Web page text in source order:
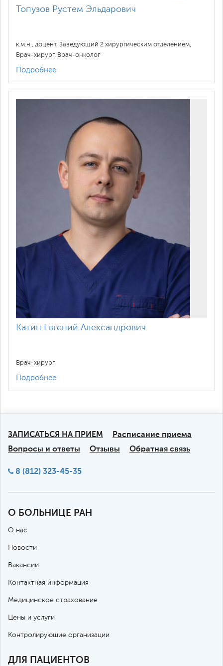
Топузов Рустем Эльдарович
к.м.н., доцент, Заведующий 2 хирургическим отделением,
Врач-хирург, Врач-онколог
Подробнее
Катин Евгений Александрович
Врач-хирург
Подробнее
ЗАПИСАТЬСЯ НА ПРИЕМ
Расписание приема
Вопросы и ответы
Отзывы Обратная связь
8 (812) 323-45-35
О БОЛЬНИЦЕ РАН
О нас
Новости
Вакансии
Контактная информация
Медицинское страхование
Цены и услуги
Контролирующие организации
ДЛЯ ПАЦИЕНТОВ